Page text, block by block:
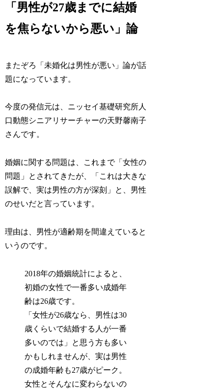
「男性が27歳までに結婚
を焦らないから悪い」論
またぞろ「未婚化は男性が悪い」論が話
題になっています。
今度の発信元は、ニッセイ基礎研究所人
口動態シニアリサーチャーの天野馨南子
さんです。
婚姻に関する問題は、これまで「女性の
問題」とされてきたが、「これは大きな
誤解で、実は男性の方が深刻」と、男性
のせいだと言っています。
理由は、男性が適齢期を間違えていると
いうのです。
2018年の婚姻統計によると、
初婚の女性で一番多い成婚年
齢は26歳です。
「女性が26歳なら、男性は30
歳くらいで結婚する人が一番
多いのでは」と思う方も多い
かもしれませんが、実は男性
の成婚年齢も27歳がピーク。
女性とそんなに変わらないの